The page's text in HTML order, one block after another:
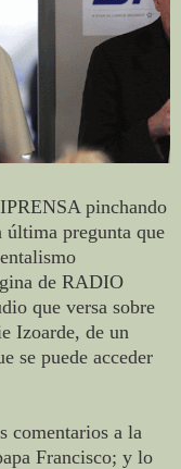
pinchando
última pregunta que
de RADIO
que versa sobre
Izoarde, de un
se puede acceder
comentarios a la
Francisco; y lo